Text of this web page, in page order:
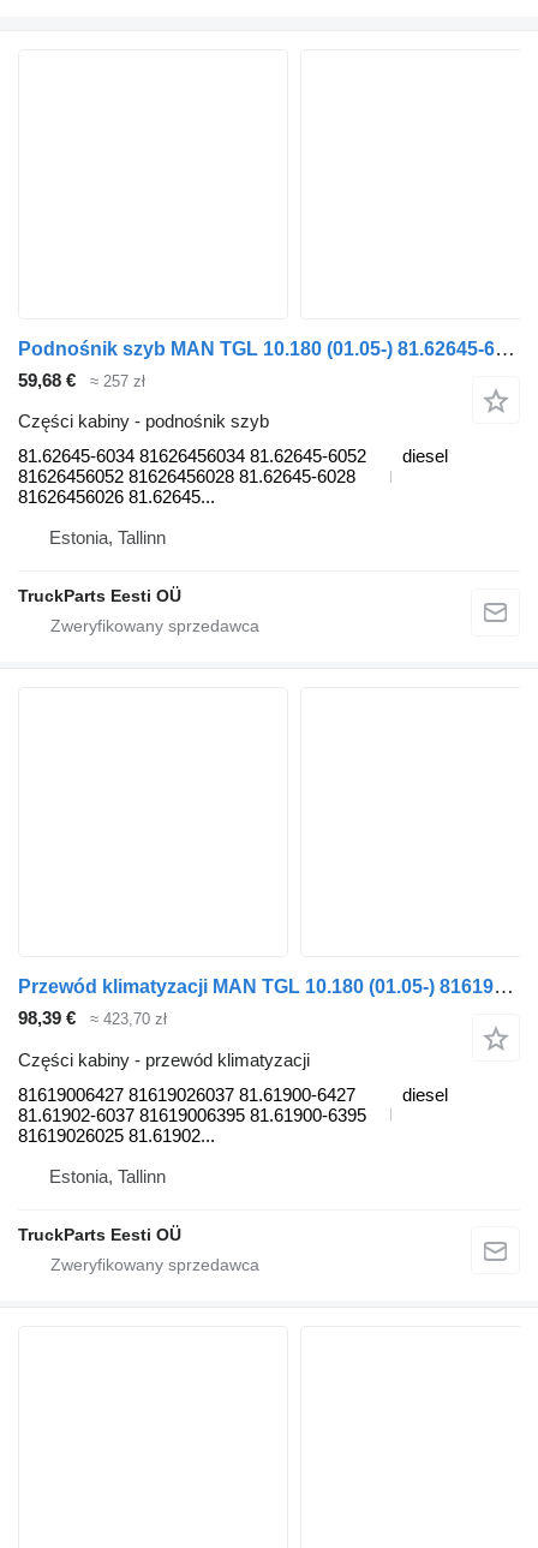
Podnośnik szyb MAN TGL 10.180 (01.05-) 81.62645-6034 do ciągnika siodłowego MAN TGL, TGM, TGS, TGX (2005-2021)
59,68 € ≈ 257 zł
Części kabiny - podnośnik szyb
81.62645-6034 81626456034 81.62645-6052
81626456052 81626456028 81.62645-6028
81626456026 81.62645...
diesel
Estonia, Tallinn
TruckParts Eesti OÜ
Przewód klimatyzacji MAN TGL 10.180 (01.05-) 81619006427 do ciągnika siodłowego MAN TGL, TGM, TGS, TGX (2005-2021)
98,39 € ≈ 423,70 zł
Części kabiny - przewód klimatyzacji
81619006427 81619026037 81.61900-6427
81.61902-6037 81619006395 81.61900-6395
81619026025 81.61902...
diesel
Estonia, Tallinn
TruckParts Eesti OÜ